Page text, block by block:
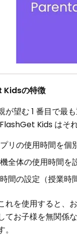
Kidsの特徴
が望む 1 番目で最
Kids はそ
リの使用時間を個
全体の使用時間を
間の設定（授業時
れを使用すると、
てお子様を無関係